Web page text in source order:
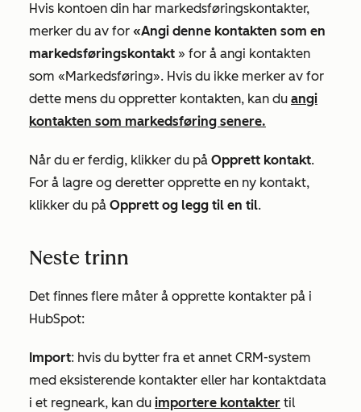
Hvis kontoen din har markedsføringskontakter,
merker du av for «Angi denne kontakten som en
markedsføringskontakt » for å angi kontakten
som «Markedsføring». Hvis du ikke merker av for
dette mens du oppretter kontakten, kan du angi
kontakten som markedsføring senere.
Når du er ferdig, klikker du på Opprett kontakt.
For å lagre og deretter opprette en ny kontakt,
klikker du på Opprett og legg til en til.
Neste trinn
Det finnes flere måter å opprette kontakter på i
HubSpot:
Import: hvis du bytter fra et annet CRM-system
med eksisterende kontakter eller har kontaktdata
i et regneark, kan du importere kontakter til